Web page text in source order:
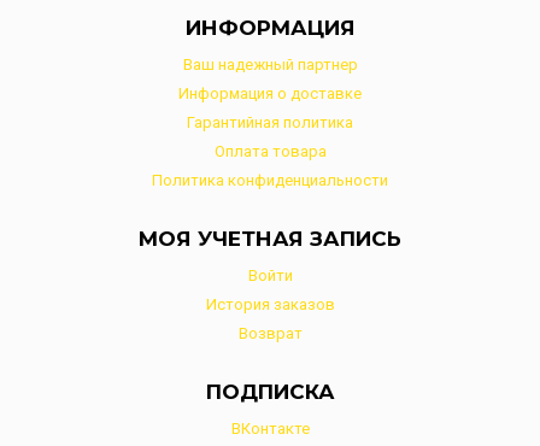
ИНФОРМАЦИЯ
Ваш надежный партнер
Информация о доставке
Гарантийная политика
Оплата товара
Политика конфиденциальности
МОЯ УЧЕТНАЯ ЗАПИСЬ
Войти
История заказов
Возврат
ПОДПИСКА
ВКонтакте